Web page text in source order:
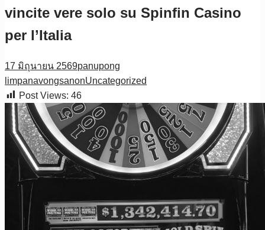
vincite vere solo su Spinfin Casino
per l’Italia
17 มิถุนายน 2569panupong
limpanavongsanonUncategorized
Post Views: 46